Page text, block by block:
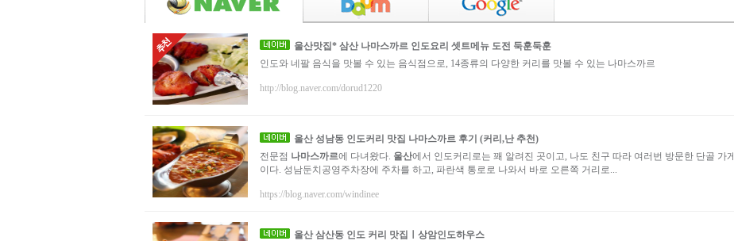
울산맛집* 삼산 나마스까르 인도요리 셋트메뉴 도전 둑훈둑훈
인도와 네팔 음식을 맛볼 수 있는 음식점으로, 14종류의 다양한 커리를 맛볼 수 있는 나마스까르
http://blog.naver.com/dorud1220
울산 성남동 인도커리 맛집 나마스까르 후기 (커리,난 추천)
전문점 나마스까르에 다녀왔다. 울산에서 인도커리로는 꽤 알려진 곳이고, 나도 친구 따라 여러번 방문한 단골 가게
이다. 성남둔치공영주차장에 주차를 하고, 파란색 통로로 나와서 바로 오른쪽 거리로...
https://blog.naver.com/windinee
울산 삼산동 인도 커리 맛집ㅣ상암인도하우스